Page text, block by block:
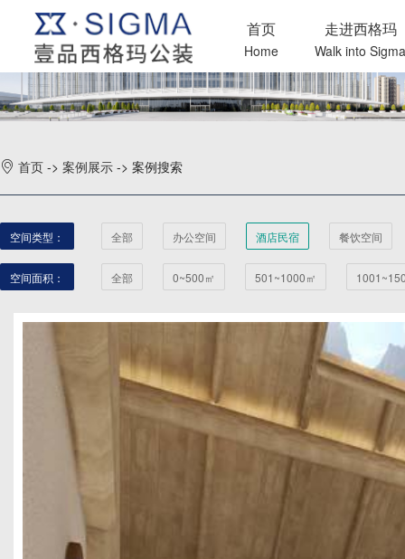
首页
Home
走进西格玛
Walk into Sigma
首页 -> 案例展示 -> 案例搜索
空间类型： 全部 办公空间 酒店民宿 餐饮空间
空间面积： 全部 0~500㎡ 501~1000㎡